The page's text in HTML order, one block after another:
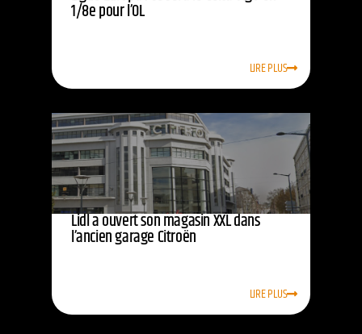
1/8e pour l’OL
LIRE PLUS
Lidl a ouvert son magasin XXL dans
l’ancien garage Citroën
LIRE PLUS